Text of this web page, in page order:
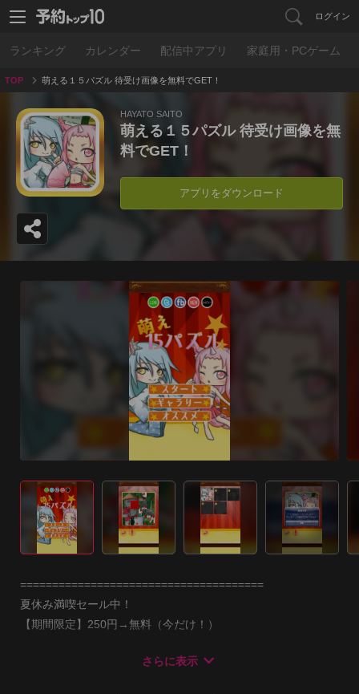
ログイン
ランキング カレンダー 配信中アプリ 家庭用・PCゲーム
TOP 萌える１５パズル 待受け画像を無料でGET！
HAYATO SAITO
萌える１５パズル 待受け画像を無
料でGET！
アプリをダウンロード
======================================
夏休み満喫セール中！
【期間限定】250円→無料（今だけ！）
さらに表示